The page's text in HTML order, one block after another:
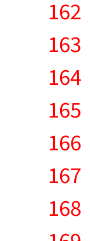
162
163
164
165
166
167
168